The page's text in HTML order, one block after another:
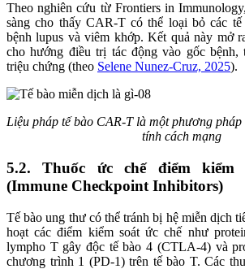
Theo nghiên cứu từ Frontiers in
sàng cho thấy CAR-T có thể loại bỏ các
bệnh lupus và viêm khớp. Kết quả này mở
cho hướng điều trị tác động vào gốc
triệu chứng (theo Selene Nunez-Cruz, 2025).
Liệu pháp tế bào CAR-T là một phương
tính cách mạng
5.2. Thuốc ức chế điểm kiểm
(Immune Checkpoint Inhibitors)
Tế bào ung thư có thể tránh bị hệ miễn dịch
hoạt các điểm kiểm soát ức chế như
lympho T gây độc tế bào 4 (CTLA-4) và
chương trình 1 (PD-1) trên tế bào T. Các